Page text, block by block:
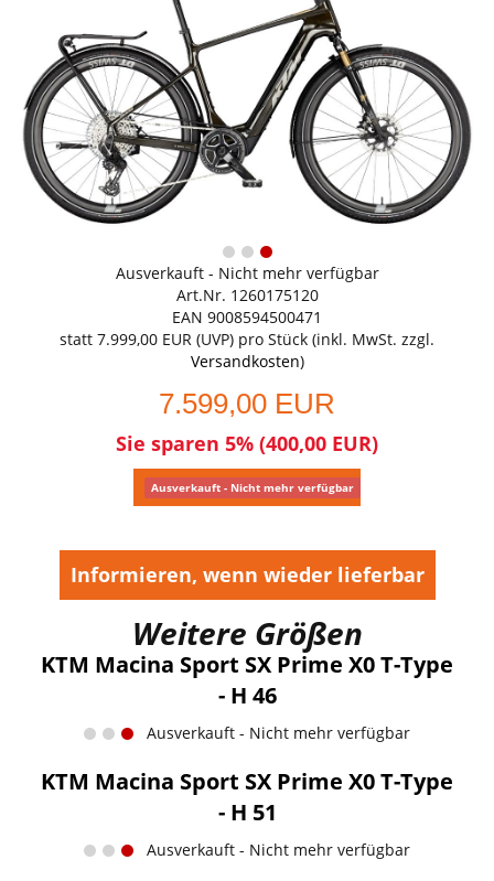
Ausverkauft - Nicht mehr verfügbar
Art.Nr. 1260175120
EAN 9008594500471
statt 7.999,00 EUR (UVP) pro Stück (inkl. MwSt. zzgl.
Versandkosten)
7.599,00 EUR
Sie sparen 5% (400,00 EUR)
Ausverkauft - Nicht mehr verfügbar
Informieren, wenn wieder lieferbar
Weitere Größen
KTM Macina Sport SX Prime X0 T-Type
- H 46
Ausverkauft - Nicht mehr verfügbar
KTM Macina Sport SX Prime X0 T-Type
- H 51
Ausverkauft - Nicht mehr verfügbar